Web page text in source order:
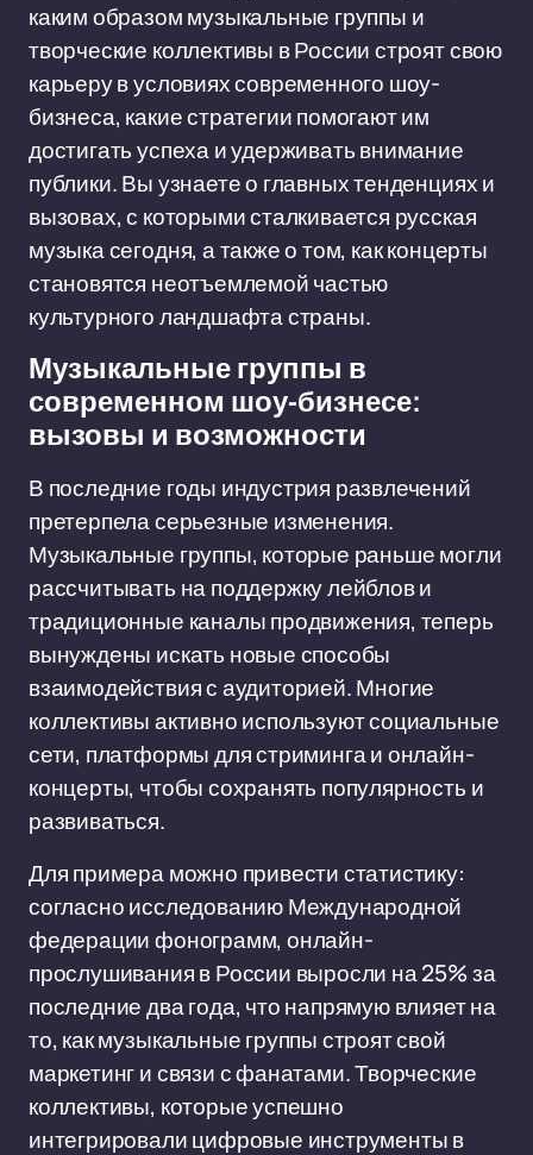
каким образом музыкальные группы и
творческие коллективы в России строят свою
карьеру в условиях современного шоу-
бизнеса, какие стратегии помогают им
достигать успеха и удерживать внимание
публики. Вы узнаете о главных тенденциях и
вызовах, с которыми сталкивается русская
музыка сегодня, а также о том, как концерты
становятся неотъемлемой частью
культурного ландшафта страны.
Музыкальные группы в
современном шоу-бизнесе:
вызовы и возможности
В последние годы индустрия развлечений
претерпела серьезные изменения.
Музыкальные группы, которые раньше могли
рассчитывать на поддержку лейблов и
традиционные каналы продвижения, теперь
вынуждены искать новые способы
взаимодействия с аудиторией. Многие
коллективы активно используют социальные
сети, платформы для стриминга и онлайн-
концерты, чтобы сохранять популярность и
развиваться.
Для примера можно привести статистику:
согласно исследованию Международной
федерации фонограмм, онлайн-
прослушивания в России выросли на 25% за
последние два года, что напрямую влияет на
то, как музыкальные группы строят свой
маркетинг и связи с фанатами. Творческие
коллективы, которые успешно
интегрировали цифровые инструменты в